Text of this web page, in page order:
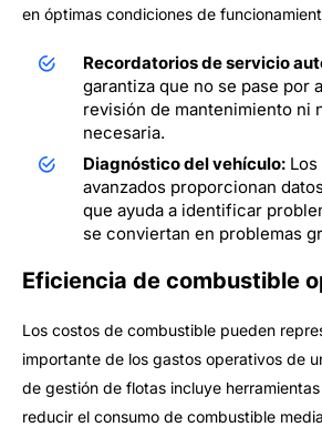
en óptimas condiciones de
Recordatorios de servicio
garantiza que no se pase por
revisión de mantenimiento ni
necesaria.
Diagnóstico del vehículo:
avanzados proporcionan
que ayuda a identificar
se conviertan en problemas
Eficiencia de combustible
Los costos de combustible pueden
importante de los gastos operativos de
de gestión de flotas incluye
reducir el consumo de combustible